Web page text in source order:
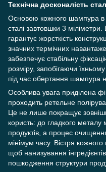
Технічна досконалість
Основою кожного шампура в
сталі завтовшки 3
гарантує жорсткість
значних термічних
забезпечує стабільну
розміру, запобігаючи
під час обертання шампура
Особлива увага приділена
проходить ретельне
Це не лише покращує
користь: до гладкого
продуктів, а процес
мінімум часу. Вістря
щоб нанизування
пошкодження структури